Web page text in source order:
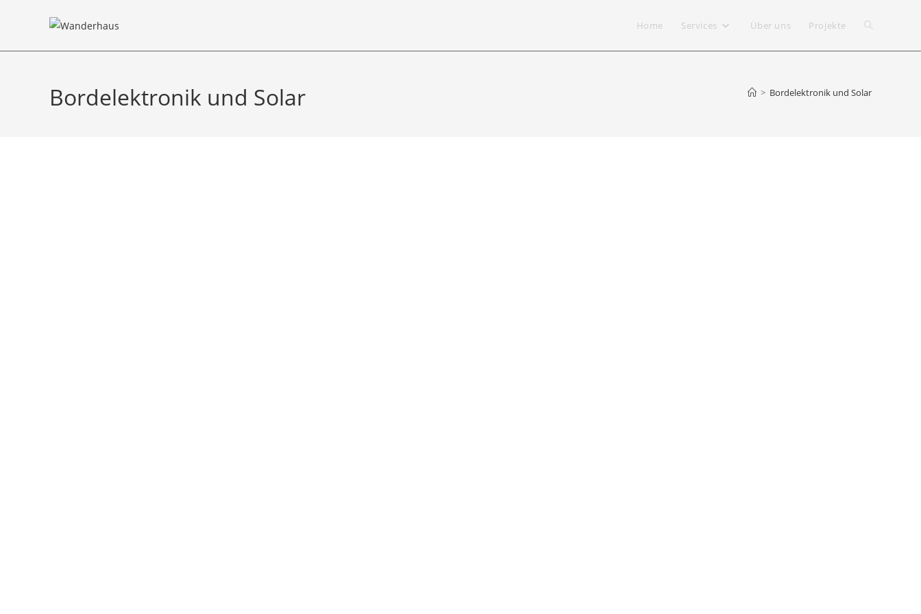
Home Services Über uns Projekte
Bordelektronik und Solar > Bordelektronik und Solar